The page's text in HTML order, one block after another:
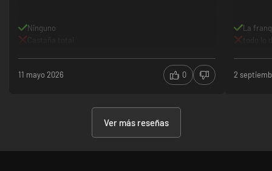
Ninguno
11 mayo 2026 0
La
2
Ver más reseñas